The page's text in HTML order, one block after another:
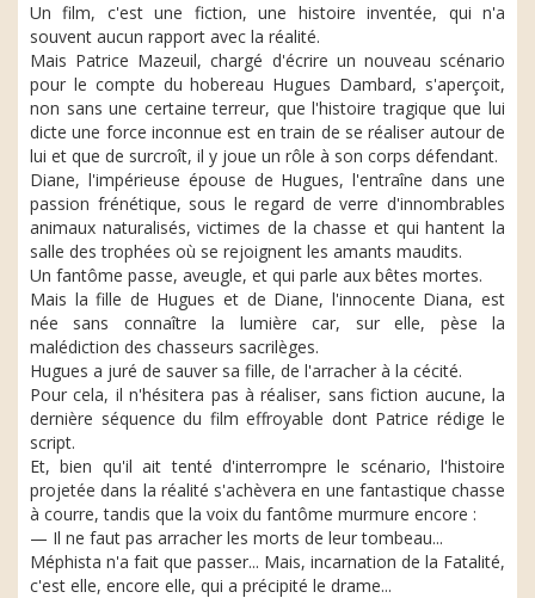
Un film, c'est une fiction, une histoire inventée, qui n'a
souvent aucun rapport avec la réalité.
Mais Patrice Mazeuil, chargé d'écrire un nouveau scénario
pour le compte du hobereau Hugues Dambard, s'aperçoit,
non sans une certaine terreur, que l'histoire tragique que lui
dicte une force inconnue est en train de se réaliser autour de
lui et que de surcroît, il y joue un rôle à son corps défendant.
Diane, l'impérieuse épouse de Hugues, l'entraîne dans une
passion frénétique, sous le regard de verre d'innombrables
animaux naturalisés, victimes de la chasse et qui hantent la
salle des trophées où se rejoignent les amants maudits.
Un fantôme passe, aveugle, et qui parle aux bêtes mortes.
Mais la fille de Hugues et de Diane, l'innocente Diana, est
née sans connaître la lumière car, sur elle, pèse la
malédiction des chasseurs sacrilèges.
Hugues a juré de sauver sa fille, de l'arracher à la cécité.
Pour cela, il n'hésitera pas à réaliser, sans fiction aucune, la
dernière séquence du film effroyable dont Patrice rédige le
script.
Et, bien qu'il ait tenté d'interrompre le scénario, l'histoire
projetée dans la réalité s'achèvera en une fantastique chasse
à courre, tandis que la voix du fantôme murmure encore :
— Il ne faut pas arracher les morts de leur tombeau...
Méphista n'a fait que passer... Mais, incarnation de la Fatalité,
c'est elle, encore elle, qui a précipité le drame...